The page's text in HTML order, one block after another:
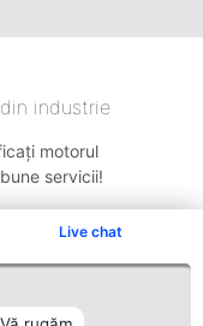
Live chat
industrie
motorul
servicii!